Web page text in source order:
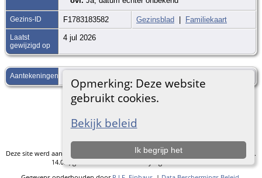
Opmerking: Deze website
gebruikt cookies.
Bekijk beleid
Ik begrijp het
Gezins-ID F1783183582 Gezinsblad | Familiekaart
Laatst
gewijzigd op
4 jul 2026
Aantekeningen
Ga naar standaard site
Deze site werd aangemaakt door The Next Generation of Genealogy Sitebuilding
v.
14.0.5, geschreven door Darrin Lythgoe © 2001-2026.